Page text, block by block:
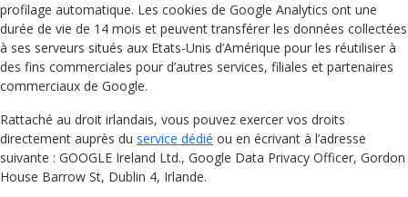
profilage automatique. Les cookies de Google Analytics ont une
durée de vie de 14 mois et peuvent transférer les données collectées
à ses serveurs situés aux Etats-Unis d’Amérique pour les réutiliser à
des fins commerciales pour d’autres services, filiales et partenaires
commerciaux de Google.
Rattaché au droit irlandais, vous pouvez exercer vos droits
directement auprès du service dédié ou en écrivant à l’adresse
suivante : GOOGLE Ireland Ltd., Google Data Privacy Officer, Gordon
House Barrow St, Dublin 4, Irlande.